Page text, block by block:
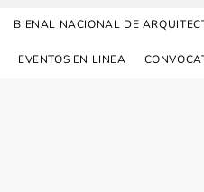
BIENAL NACIONAL DE
EVENTOS EN LINEA